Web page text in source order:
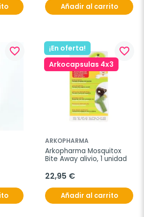
Añadir al carrito
favorite_border
¡En oferta!
Arkocapsulas 4x3
favorite_border
ARKOPHARMA
Arkopharma Mosquitox
Bite Away alivio, 1 unidad
22,95 €
Añadir al carrito